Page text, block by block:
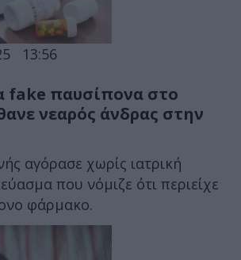
13:56
fake παυσίπονα στο
νεαρός άνδρας στην
αγόρασε χωρίς ιατρική
που νόμιζε ότι περιείχε
φάρμακο.